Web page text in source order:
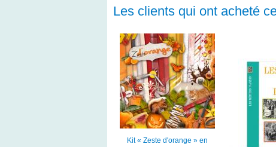
Les clients qui ont acheté
Kit « Zeste d'orange » en